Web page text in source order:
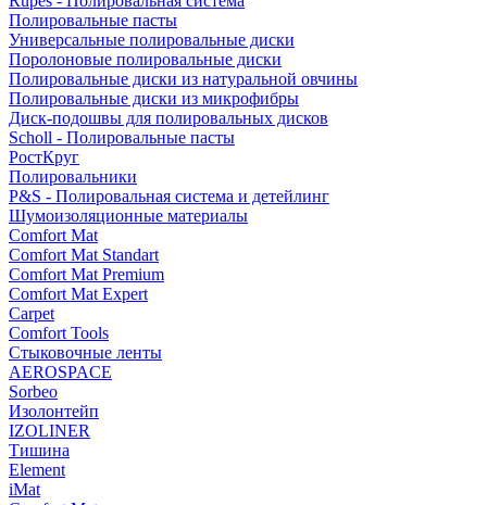
Полировальные пасты
Универсальные полировальные диски
Поролоновые полировальные диски
Полировальные диски из натуральной овчины
Полировальные диски из микрофибры
Диск-подошвы для полировальных дисков
Scholl - Полировальные пасты
РостКруг
Полировальники
P&S - Полировальная система и детейлинг
Шумоизоляционные материалы
Comfort Mat
Comfort Mat Standart
Comfort Mat Premium
Comfort Mat Expert
Carpet
Comfort Tools
Стыковочные ленты
AEROSPACE
Sorbeo
Изолонтейп
IZOLINER
Тишина
Element
iMat